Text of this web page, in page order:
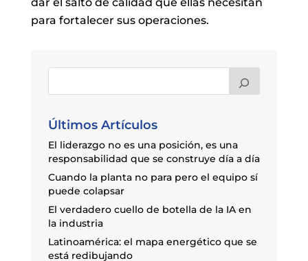
para fortalecer sus operaciones.
Últimos Artículos
El liderazgo no es una posición, es una
responsabilidad que se construye día a día
Cuando la planta no para pero el equipo sí
puede colapsar
El verdadero cuello de botella de la IA en
la industria
Latinoamérica: el mapa energético que se
está redibujando